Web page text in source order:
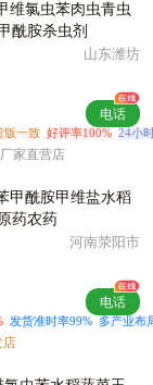
维氯虫苯肉虫青虫
酰胺杀虫剂
山东潍坊
电话
版一致 好评率100% 24小
家直营店
甲酰胺甲维盐水稻
药农药
河南荥阳市
电话
发货准时率99% 多产业布
店